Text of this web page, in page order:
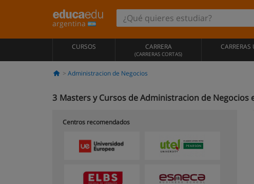
argentina
CURSOS CARRERA
(CARRERAS CORTAS)
CARRERAS
Administracion de Negocios
3 Masters y Cursos de Administracion de Negocios
Centros recomendados